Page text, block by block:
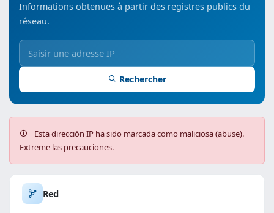
Informations obtenues à partir des registres publics du
réseau.
Rechercher
Esta dirección IP ha sido marcada como maliciosa (abuse).
Extreme las precauciones.
Red